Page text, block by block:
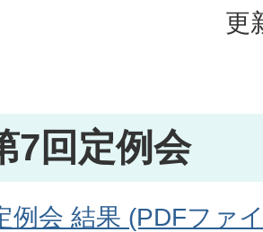
更
7回定例会
例会 結果 (PDFファ